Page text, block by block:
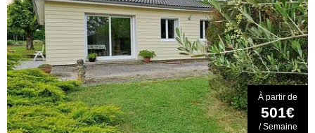
À partir de
501€
/ Semaine